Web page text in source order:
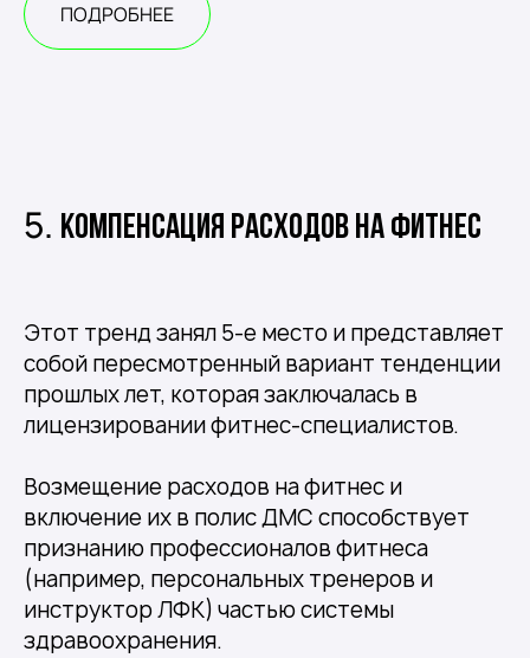
ПОДРОБНЕЕ
5. Компенсация расходов на фитнес
Этот тренд занял 5-е место и представляет
собой пересмотренный вариант тенденции
прошлых лет, которая заключалась в
лицензировании фитнес-специалистов.
Возмещение расходов на фитнес и
включение их в полис ДМС способствует
признанию профессионалов фитнеса
(например, персональных тренеров и
инструктор ЛФК) частью системы
здравоохранения.